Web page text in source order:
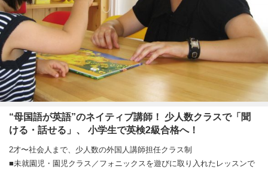
“母国語が英語”のネイティブ講師！ 少人数クラスで「聞
ける・話せる」、 小学生で英検2級合格へ！
2才〜社会人まで、少人数の外国人講師担任クラス制
■未就園児・園児クラス／フォニックスを遊びに取り入れたレッスンで